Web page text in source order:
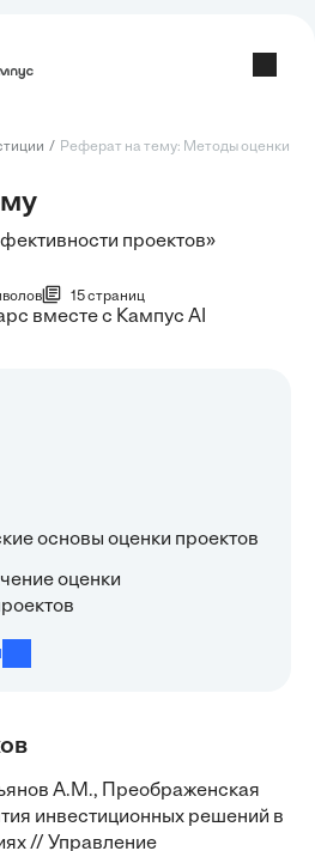
Реферат на тему: Методы оценки
проектов»
15 страниц
вместе с Кампус AI
основы оценки проектов
оценки
А.М., Преображенская
инвестиционных решений в
// Управление